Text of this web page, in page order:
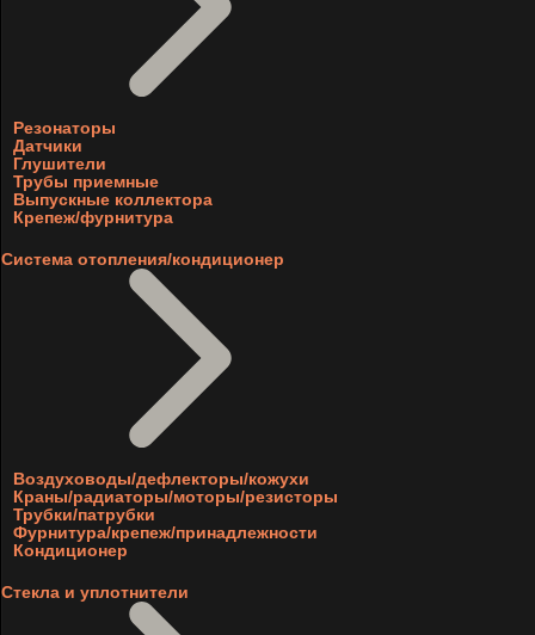
Резонаторы
Датчики
Глушители
Трубы приемные
Выпускные коллектора
Крепеж/фурнитура
Система отопления/кондиционер
Воздуховоды/дефлекторы/кожухи
Краны/радиаторы/моторы/резисторы
Трубки/патрубки
Фурнитура/крепеж/принадлежности
Кондиционер
Стекла и уплотнители